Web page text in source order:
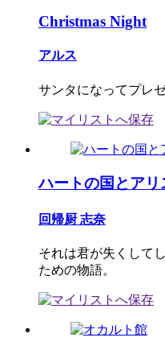
Christmas Night
アルス
サンタになってプレ
ハートの国とアリ
回帰厨 志奈
それは君が失くして
ための物語。